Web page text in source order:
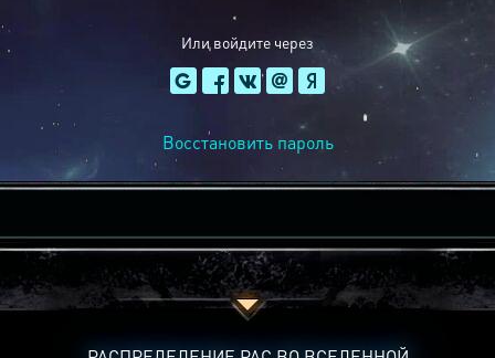
Или войдите через
Восстановить пароль